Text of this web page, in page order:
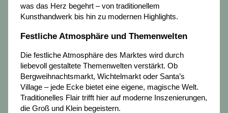
was das Herz begehrt – von traditionellem
Kunsthandwerk bis hin zu modernen Highlights.
Festliche Atmosphäre und Themenwelten
Die festliche Atmosphäre des Marktes wird durch
liebevoll gestaltete Themenwelten verstärkt. Ob
Bergweihnachtsmarkt, Wichtelmarkt oder Santa’s
Village – jede Ecke bietet eine eigene, magische Welt.
Traditionelles Flair trifft hier auf moderne Inszenierungen,
die Groß und Klein begeistern.